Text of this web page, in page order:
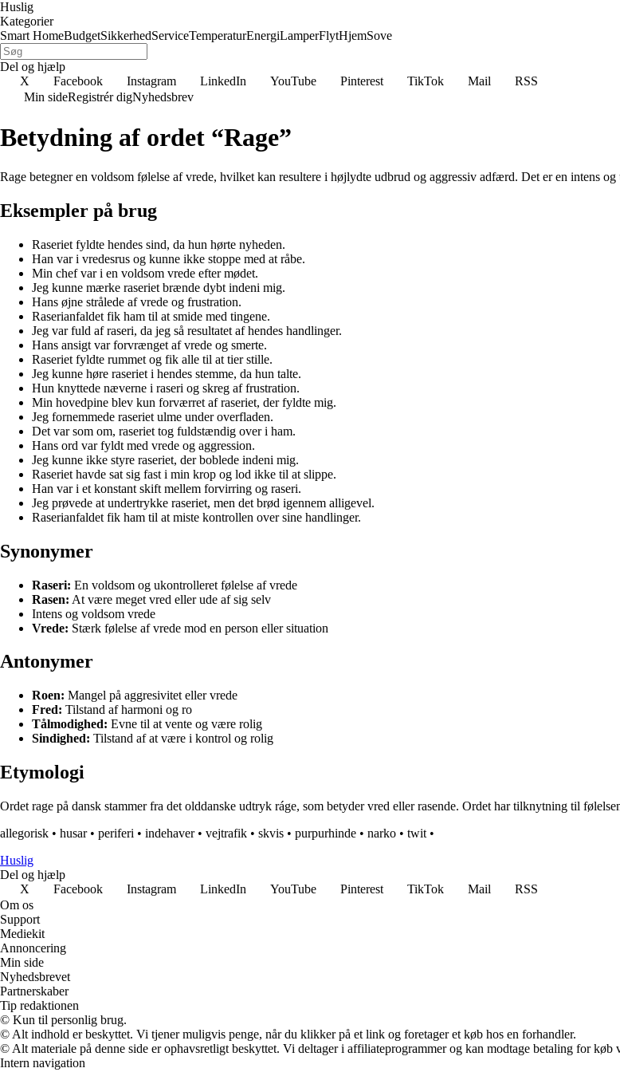
Huslig
Kategorier
Smart HomeBudgetSikkerhedServiceTemperaturEnergiLamperFlytHjemSove
Del og hjælp
X
Facebook Instagram LinkedIn YouTube Pinterest TikTok Mail
RSS
Min sideRegistrér digNyhedsbrev
Betydning af ordet “Rage”
Rage betegner en voldsom følelse af vrede, hvilket kan resultere i højlydte udbrud og aggressiv adfærd. Det er en intens
Eksempler på brug
Raseriet fyldte hendes sind, da hun hørte nyheden.
Han var i vredesrus og kunne ikke stoppe med at råbe.
Min chef var i en voldsom vrede efter mødet.
Jeg kunne mærke raseriet brænde dybt indeni mig.
Hans øjne strålede af vrede og frustration.
Raserianfaldet fik ham til at smide med tingene.
Jeg var fuld af raseri, da jeg så resultatet af hendes handlinger.
Hans ansigt var forvrænget af vrede og smerte.
Raseriet fyldte rummet og fik alle til at tier stille.
Jeg kunne høre raseriet i hendes stemme, da hun talte.
Hun knyttede næverne i raseri og skreg af frustration.
Min hovedpine blev kun forværret af raseriet, der fyldte mig.
Jeg fornemmede raseriet ulme under overfladen.
Det var som om, raseriet tog fuldstændig over i ham.
Hans ord var fyldt med vrede og aggression.
Jeg kunne ikke styre raseriet, der boblede indeni mig.
Raseriet havde sat sig fast i min krop og lod ikke til at slippe.
Han var i et konstant skift mellem forvirring og raseri.
Jeg prøvede at undertrykke raseriet, men det brød igennem alligevel.
Raserianfaldet fik ham til at miste kontrollen over sine handlinger.
Synonymer
Raseri: En voldsom og ukontrolleret følelse af vrede
Rasen: At være meget vred eller ude af sig selv
Intens og voldsom vrede
Vrede: Stærk følelse af vrede mod en person eller situation
Antonymer
Roen: Mangel på aggresivitet eller vrede
Fred: Tilstand af harmoni og ro
Tålmodighed: Evne til at vente og være rolig
Sindighed: Tilstand af at være i kontrol og rolig
Etymologi
Ordet rage på dansk stammer fra det olddanske udtryk r​áge, som betyder vred eller rasende. Ordet har tilknytning til
allegorisk • husar• periferi • indehaver• vejtrafik • skvis • purpurhinde • narko • twit •
Huslig
Del og hjælp
X
Facebook Instagram LinkedIn YouTube Pinterest TikTok Mail
RSS
Om os
Support
Mediekit
Annoncering
Min side
Nyhedsbrevet
Partnerskaber
Tip redaktionen
© Kun til personlig brug.
© Alt indhold er beskyttet. Vi tjener muligvis penge, når du klikker på et link og foretager et køb hos en forhandler.
© Alt materiale på denne side er ophavsretligt beskyttet. Vi deltager i affiliateprogrammer og kan modtage betaling for
Intern navigation